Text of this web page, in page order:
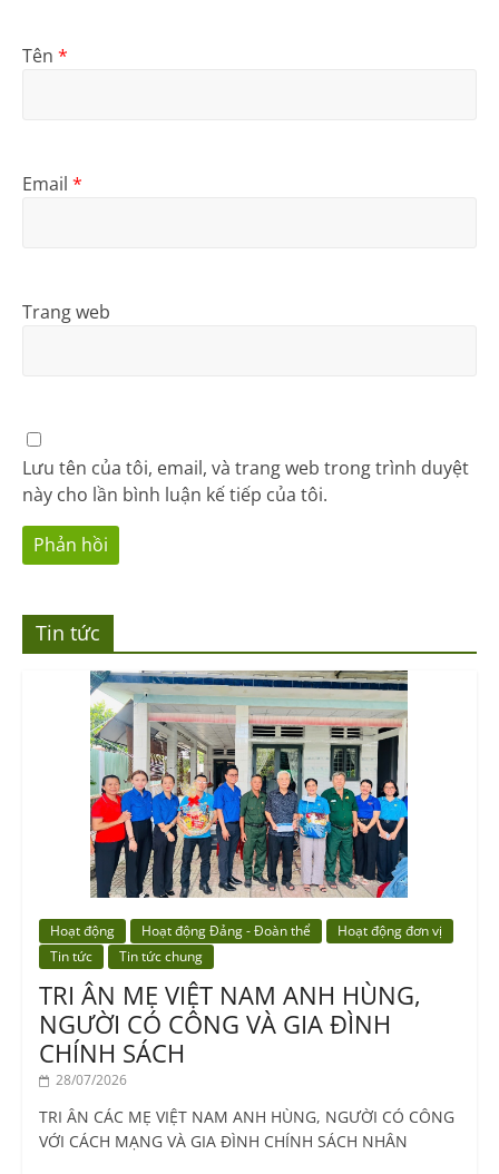
Tên *
Email *
Trang web
Lưu tên của tôi, email, và trang web trong trình duyệt
này cho lần bình luận kế tiếp của tôi.
Tin tức
Hoạt động Hoạt động Đảng - Đoàn thể
Hoạt động đơn vị
Tin tức
Tin tức chung
TRI ÂN MẸ VIỆT NAM ANH HÙNG,
NGƯỜI CÓ CÔNG VÀ GIA ĐÌNH
CHÍNH SÁCH
28/07/2026
TRI ÂN CÁC MẸ VIỆT NAM ANH HÙNG, NGƯỜI CÓ CÔNG
VỚI CÁCH MẠNG VÀ GIA ĐÌNH CHÍNH SÁCH NHÂN